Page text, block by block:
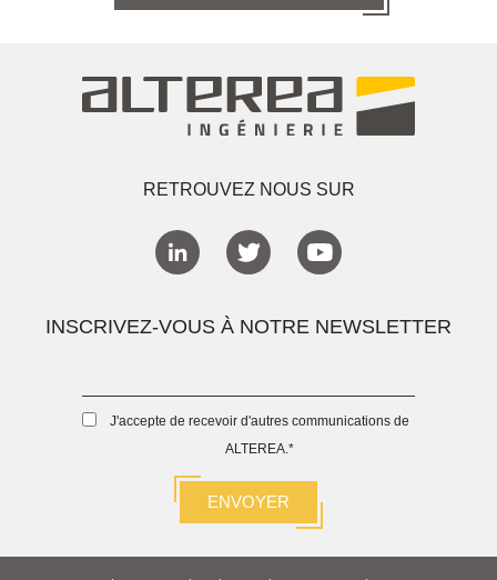
RETROUVEZ NOUS SUR
INSCRIVEZ-VOUS À NOTRE NEWSLETTER
J'accepte de recevoir d'autres communications de
ALTEREA. *